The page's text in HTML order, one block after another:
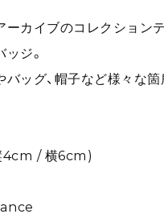
ーカイブのコレクション
ジ。
バッグ、帽子など様々な
4cm / 横6cm)